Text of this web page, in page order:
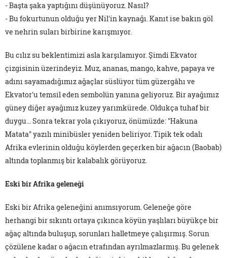
- Başta şaka yaptığını düşünüyoruz. Nasıl?
- Bu fokurtunun olduğu yer Nil'in kaynağı. Kanıt ise bakın göl
ve nehrin suları birbirine karışmıyor.
Bu cılız su beklentimizi asla karşılamıyor. Şimdi Ekvator
çizgisinin üzerindeyiz. Muz, ananas, mango, kahve, papaya ve
adını sayamadığımız ağaçlar süslüyor tüm güzergâhı ve
Ekvator'u temsil eden sembolün yanına geliyoruz. Bir ayağımız
güney diğer ayağımız kuzey yarımkürede. Oldukça tuhaf bir
duygu… Sonra tekrar yola çıkıyoruz, önümüzde: "Hakuna
Matata" yazılı minibüsler yeniden beliriyor. Tipik tek odalı
Afrika evlerinin olduğu köylerden geçerken bir ağacın (Baobab)
altında toplanmış bir kalabalık görüyoruz.
Eski bir Afrika geleneği
Eski bir Afrika geleneğini anımsıyorum. Geleneğe göre
herhangi bir sıkıntı ortaya çıkınca köyün yaşlıları büyükçe bir
ağaç altında buluşup, sorunları halletmeye çalışırmış. Sorun
çözülene kadar o ağacın etrafından ayrılmazlarmış. Bu gelenek